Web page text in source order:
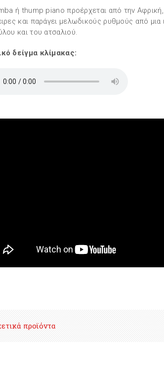
ή thump piano προέρχεται από την Αφρική,
και παράγει μελωδικούς ρυθμούς από
και του ατσαλιού.
δείγμα κλίμακας:
προϊόντα